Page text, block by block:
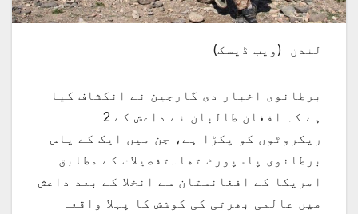
لندن (ویب ڈیسک)
برطانوی اخبار دی گارجین نے انکشاف کیا
ہے کہ افغان طالبان نے داعش کے 2
ریکروٹوں کو پکڑا ہے، جن میں ایک کے پاس
برطانوی پاسپورٹ تھا۔تفصیلات کے مطابق
امریکا کے افغانستان سے انخلا کے بعد داعش
میں عالمی بھرتی کی کوشش کا پہلا واقعہ